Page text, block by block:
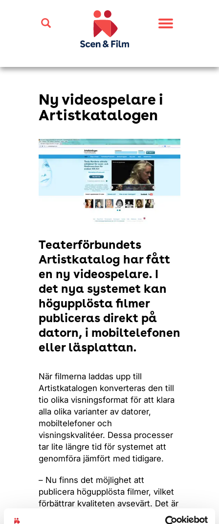
Toggle
Ny videospelare i
Artistkatalogen
Teaterförbundets
Artistkatalog har fått
en ny videospelare. I
det nya systemet kan
högupplösta filmer
publiceras direkt på
datorn, i mobiltelefonen
eller läsplattan.
När filmerna laddas upp till
Artistkatalogen konverteras den till
tio olika visningsformat för att klara
alla olika varianter av datorer,
mobiltelefoner och
visningskvalitéer. Dessa processer
tar lite längre tid för systemet att
genomföra jämfört med tidigare.
– Nu finns det möjlighet att
publicera högupplösta filmer, vilket
förbättrar kvaliteten avsevärt. Det är
därför viktigt att användarna byter ut